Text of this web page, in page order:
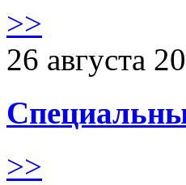
>>
26 августа
>>